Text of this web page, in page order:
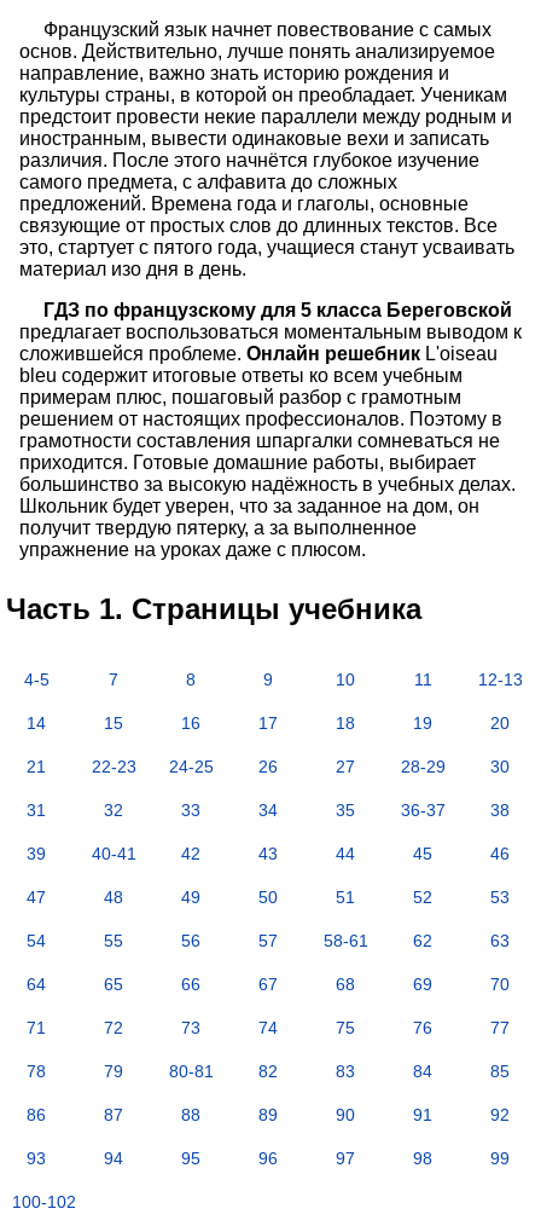
Французский язык начнет повествование с самых
основ. Действительно, лучше понять анализируемое
направление, важно знать историю рождения и
культуры страны, в которой он преобладает. Ученикам
предстоит провести некие параллели между родным и
иностранным, вывести одинаковые вехи и записать
различия. После этого начнётся глубокое изучение
самого предмета, с алфавита до сложных
предложений. Времена года и глаголы, основные
связующие от простых слов до длинных текстов. Все
это, стартует с пятого года, учащиеся станут усваивать
материал изо дня в день.
ГДЗ по французскому для 5 класса Береговской
предлагает воспользоваться моментальным выводом к
сложившейся проблеме. Онлайн решебник L'oiseau
bleu содержит итоговые ответы ко всем учебным
примерам плюс, пошаговый разбор с грамотным
решением от настоящих профессионалов. Поэтому в
грамотности составления шпаргалки сомневаться не
приходится. Готовые домашние работы, выбирает
большинство за высокую надёжность в учебных делах.
Школьник будет уверен, что за заданное на дом, он
получит твердую пятерку, а за выполненное
упражнение на уроках даже с плюсом.
Часть 1. Страницы учебника
4-5 7 8 9 10 11 12-13
14 15 16 17 18 19 20
21 22-23 24-25 26 27 28-29 30
31 32 33 34 35 36-37 38
39 40-41 42 43 44 45 46
47 48 49 50 51 52 53
54 55 56 57 58-61 62 63
64 65 66 67 68 69 70
71 72 73 74 75 76 77
78 79 80-81 82 83 84 85
86 87 88 89 90 91 92
93 94 95 96 97 98 99
100-102